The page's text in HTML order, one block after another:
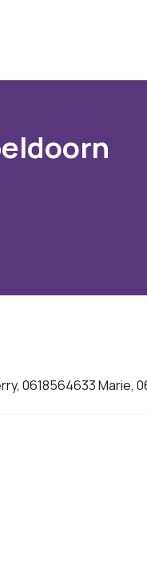
0618564633 Marie,